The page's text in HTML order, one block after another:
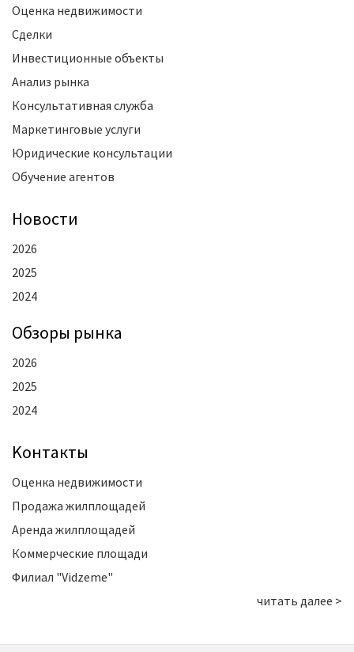
Оценка недвижимости
Сделки
Инвестиционные объекты
Анализ рынка
Консультативная служба
Маркетинговые услуги
Юридические консультации
Обучение агентов
Новости
2026
2025
2024
Oбзоры рынка
2026
2025
2024
Kонтакты
Оценка недвижимости
Продажа жилплощадей
Аренда жилплощадей
Коммерческие площади
Филиал "Vidzeme"
читать далее >